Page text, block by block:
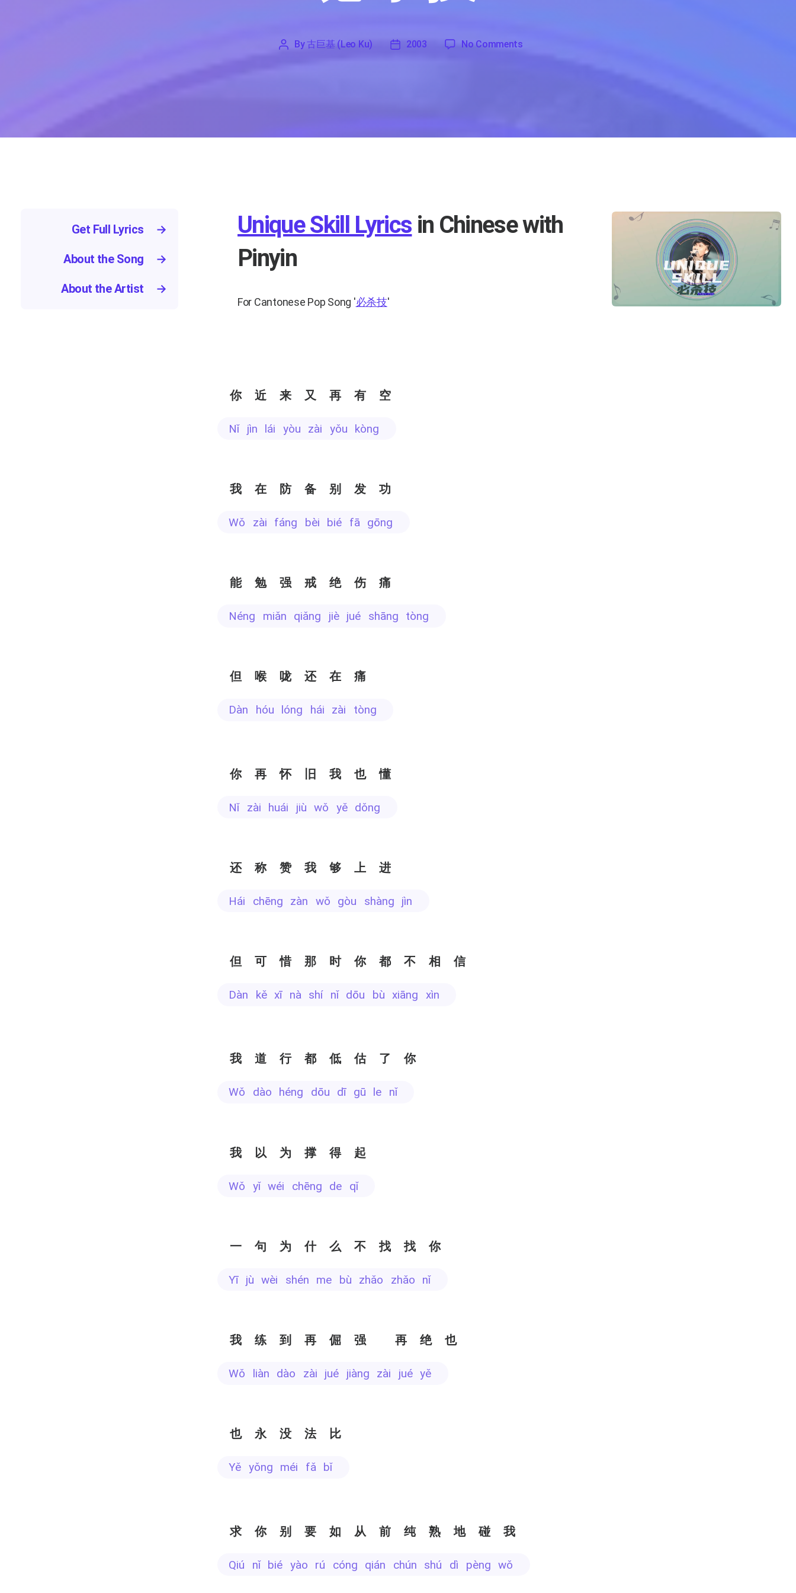
By古巨基 (Leo Ku)
'
2003 No Commentson Unique Skill Song Lyrics For Bi Sha Ji
→
Get Full Lyrics
→
About the Song
→
About the Artist
Unique Skill Lyrics in Chinese with
Pinyin
For Cantonese Pop Song '必杀技'
你近来又再有空
nǐ jìn lái yòu zài yǒu kòng
我在防备别发功
wǒ zài fáng bèi bié fā gōng
能勉强戒绝伤痛
néng miǎn qiǎng jiè jué shāng tòng
但喉咙还在痛
dàn hóu lóng hái zài tòng
你再怀旧我也懂
nǐ zài huái jiù wǒ yě dǒng
还称赞我够上进
hái chēng zàn wǒ gòu shàng jìn
但可惜那时你都不相信
dàn kě xī nà shí nǐ dōu bù xiāng xìn
我道行都低估了你
wǒ dào héng dōu dī gū le nǐ
我以为撑得起
wǒ yǐ wéi chēng de qǐ
一句为什么不找找你
yī jù wèi shén me bù zhǎo zhǎo nǐ
我练到再倔强 再绝也
wǒ liàn dào zài jué jiàng zài jué yě
也永没法比
yě yǒng méi fǎ bǐ
求你别要如从前纯熟地碰我
qiú nǐ bié yào rú cóng qián chún shú dì pèng wǒ